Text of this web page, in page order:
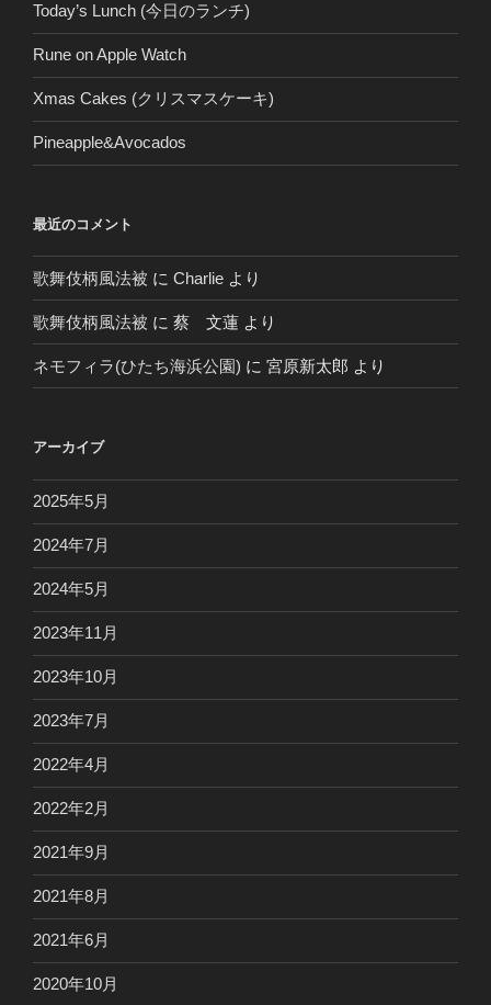
Today’s Lunch (今日のランチ)
Rune on Apple Watch
Xmas Cakes (クリスマスケーキ)
Pineapple&Avocados
最近のコメント
歌舞伎柄風法被 に Charlie より
歌舞伎柄風法被 に 蔡 文蓮 より
ネモフィラ(ひたち海浜公園) に 宮原新太郎 より
アーカイブ
2025年5月
2024年7月
2024年5月
2023年11月
2023年10月
2023年7月
2022年4月
2022年2月
2021年9月
2021年8月
2021年6月
2020年10月